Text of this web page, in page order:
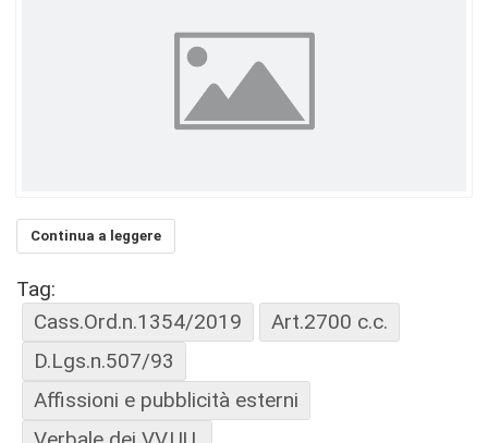
Continua a leggere
Tag:
Cass.Ord.n.1354/2019
Art.2700 c.c.
D.Lgs.n.507/93
Affissioni e pubblicità esterni